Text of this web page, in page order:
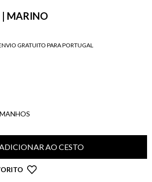
| MARINO
GRATUITO PARA PORTUGAL
AO CESTO